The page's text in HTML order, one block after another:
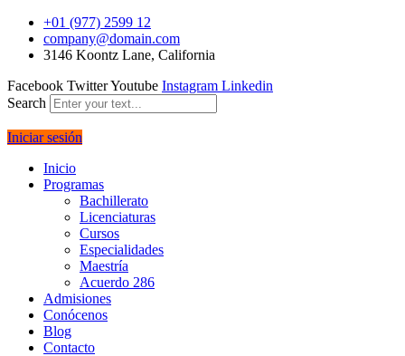
+01 (977) 2599 12
company@domain.com
3146 Koontz Lane, California
Facebook TwitterYoutube Instagram Linkedin
Search
Iniciar sesión
Inicio
Programas
Bachillerato
Licenciaturas
Cursos
Especialidades
Maestría
Acuerdo 286
Admisiones
Conócenos
Blog
Contacto